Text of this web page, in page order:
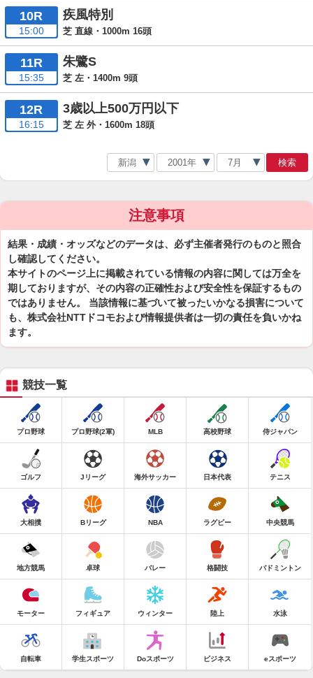
10R
15:00
疾風特別
芝 直線・1000m 16頭
11R
15:35
朱鷺S
芝 左・1400m 9頭
12R
16:15
3歳以上500万円以下
芝 左 外・1600m 18頭
検索
注意事項
結果・成績・オッズなどのデータは、必ず主催者発行のものと照合
し確認してください。
本サイトのページ上に掲載されている情報の内容に関しては万全を
期しておりますが、その内容の正確性および安全性を保証するもの
ではありません。 当該情報に基づいて被ったいかなる損害について
も、株式会社NTTドコモおよび情報提供者は一切の責任を負いかね
ます。
競技一覧
プロ野球 プロ野球(2軍) MLB 高校野球 侍ジャパン
ゴルフ Jリーグ 海外サッカー 日本代表 テニス
大相撲 Bリーグ NBA ラグビー 中央競馬
地方競馬 卓球 バレー 格闘技 バドミントン
モーター フィギュア ウィンター 陸上 水泳
自転車 学生スポーツ Doスポーツ ビジネス eスポーツ